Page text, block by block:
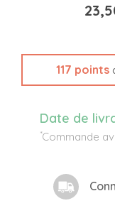
117 points
Date de
*Commande